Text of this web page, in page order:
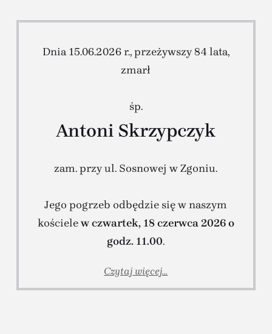
Dnia 15.06.2026 r., przeżywszy 84 lata,
zmarł
śp.
Antoni Skrzypczyk
zam. przy ul. Sosnowej w Zgoniu.
Jego pogrzeb odbędzie się w naszym
kościele w czwartek, 18 czerwca 2026 o
godz. 11.00.
Czytaj więcej...